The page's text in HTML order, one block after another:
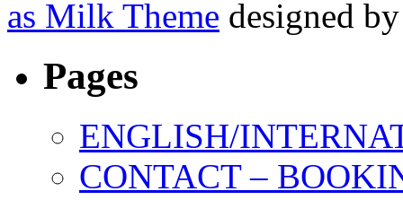
as Milk Theme designed
Pages
ENGLISH/
CONTACT –